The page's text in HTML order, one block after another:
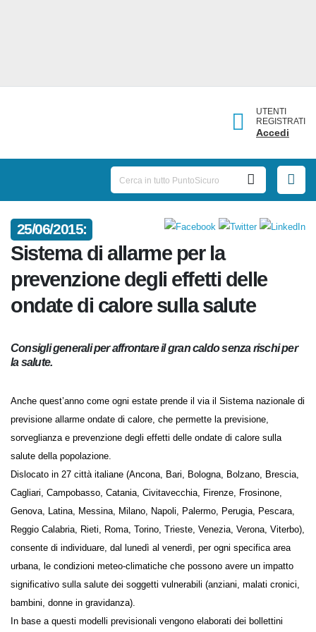
UTENTI
REGISTRATI
Accedi
25/06/2015:
Sistema di allarme per la
prevenzione degli effetti delle
ondate di calore sulla salute
Consigli generali per affrontare il gran caldo senza rischi per
la salute.
Anche quest’anno come ogni estate prende il via il Sistema nazionale
di previsione allarme ondate di calore, che permette la previsione,
sorveglianza e prevenzione degli effetti delle ondate di calore sulla
salute della popolazione.
Dislocato in 27 città italiane (Ancona, Bari, Bologna, Bolzano, Brescia,
Cagliari, Campobasso, Catania, Civitavecchia, Firenze, Frosinone,
Genova, Latina, Messina, Milano, Napoli, Palermo, Perugia, Pescara,
Reggio Calabria, Rieti, Roma, Torino, Trieste, Venezia, Verona, Viterbo),
consente di individuare, dal lunedì al venerdì, per ogni specifica area
urbana, le condizioni meteo-climatiche che possono avere un impatto
significativo sulla salute dei soggetti vulnerabili (anziani, malati cronici,
bambini, donne in gravidanza).
In base a questi modelli previsionali vengono elaborati dei bollettini